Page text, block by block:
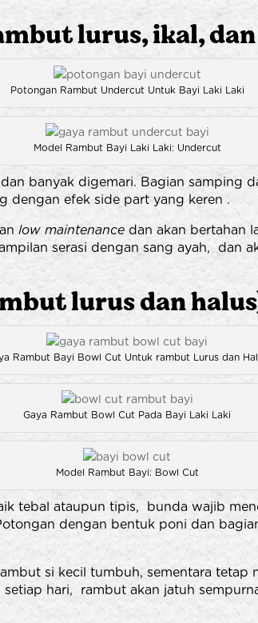
lurus, ikal,
Potongan Rambut Undercut Untuk Bayi Laki Laki
Model Rambut Bayi Laki Laki: Undercut
banyak digemari. Bagian samping
dengan efek side part yang keren .
low maintenance dan akan bertahan
serasi dengan sang ayah, dan
lurus dan
Rambut Bayi Bowl Cut Untuk rambut Lurus dan
Gaya Rambut Bowl Cut Pada Bayi Laki Laki
Model Rambut Bayi: Bowl Cut
tebal ataupun tipis, bunda wajib
dengan bentuk poni dan
si kecil tumbuh, sementara tetap
hari, rambut akan jatuh